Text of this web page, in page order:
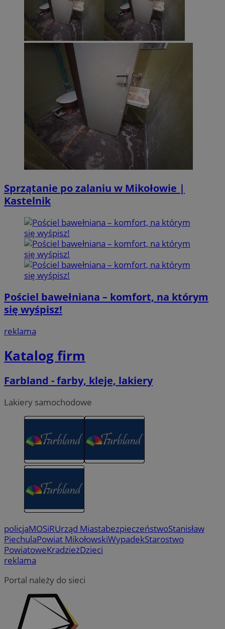
Sprzątanie po zalaniu w Mikołowie |
Kastelnik
Pościel bawełniana – komfort, na którym
się wyśpisz!
reklama
Katalog firm
Farbland - farby, kleje, lakiery
Lakiery samochodowe
policjaMOSiRUrząd MiastabezpieczeństwoStanisław
PiechulaPowiat MikołowskiWypadekStarostwo
PowiatoweKradzieżDzieci
reklama
Portal należy do sieci